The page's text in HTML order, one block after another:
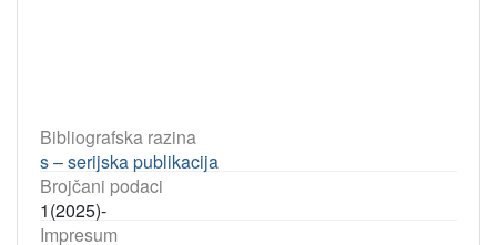
Bibliografska razina
s – serijska publikacija
Brojčani podaci
1(2025)-
Impresum